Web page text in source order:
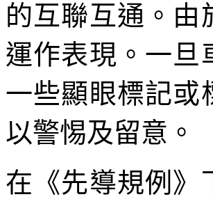
的互聯互通。由
運作表現。一旦
一些顯眼標記或
以警惕及留意。
在《先導規例》